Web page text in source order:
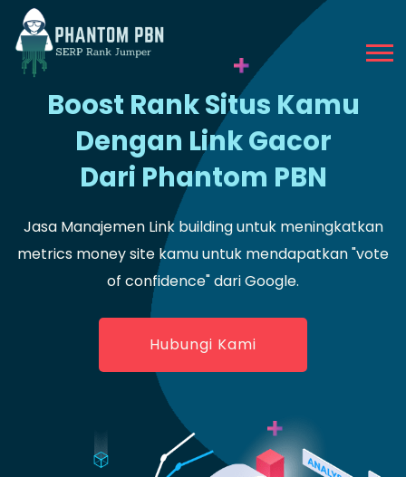
Boost Rank Situs Kamu
Dengan Link Gacor
Dari Phantom PBN
Jasa Manajemen Link building untuk meningkatkan
metrics money site kamu untuk mendapatkan "vote
of confidence" dari Google.
Hubungi Kami